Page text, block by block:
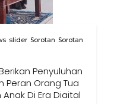
slider Sorotan Sorotan
Penyuluhan
Peran Orang Tua
Di Era Digital